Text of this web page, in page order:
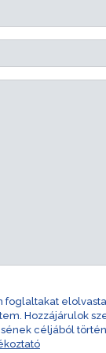
foglaltakat
Hozzájárulok
céljából